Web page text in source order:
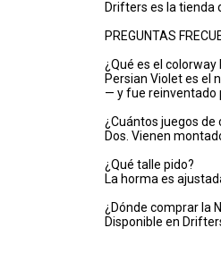
Drifters es la tienda
PREGUNTAS
¿Qué es el
Persian Violet es el
— y fue reinventado
¿Cuántos juegos de
Dos. Vienen
¿Qué talle pido?
La horma es
¿Dónde comprar la
Disponible en